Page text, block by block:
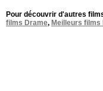
Pour découvrir d'autres
films Drame, Meilleurs films